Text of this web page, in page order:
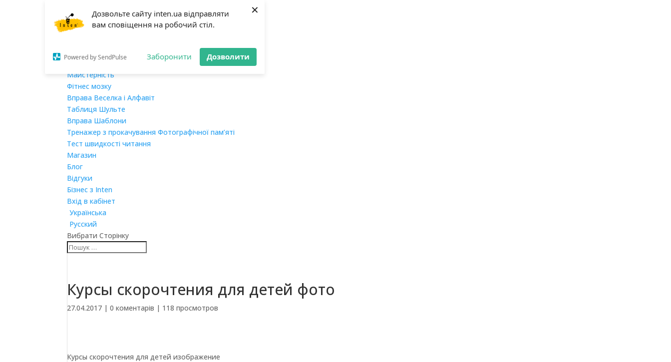
Дозвольте сайту inten.ua відправляти
вам сповіщення на робочий стіл.
Powered by SendPulse Заборонити Дозволити
×
Головна
Про нас
Розвиток пам’яті
Майстерність
Фітнес мозку
Вправа Веселка і Алфавіт
Таблиця Шульте
Вправа Шаблони
Тренажер з прокачування Фотографічної пам’яті
Тест швидкості читання
Магазин
Блог
Відгуки
Бізнес з Inten
Вхід в кабінет
Українська
Русский
Вибрати Сторінку
Курсы скорочтения для детей фото
27.04.2017 |0 коментарів | 118 просмотров
Курсы скорочтения для детей изображение